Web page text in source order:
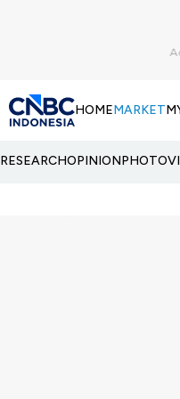
HOMEMARKET
RESEARCHOPINIONPHOTO